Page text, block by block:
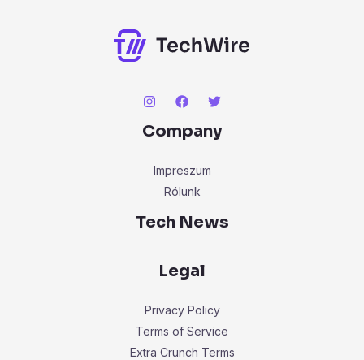
Company
Impreszum
Rólunk
Tech News
Legal
Privacy Policy
Terms of Service
Extra Crunch Terms